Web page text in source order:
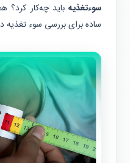
سوءتغذیه باید چه‌کار
ساده برای بررسی سوء تغذیه